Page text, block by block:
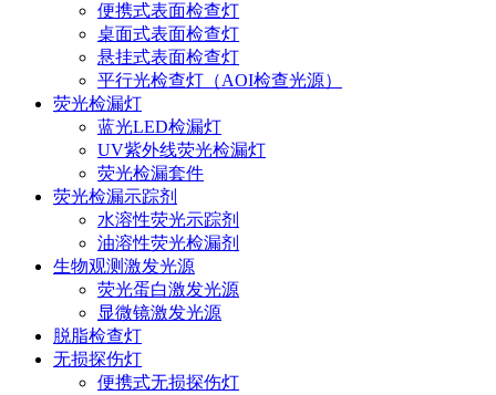
便携式表面检查灯
桌面式表面检查灯
悬挂式表面检查灯
平行光检查灯（AOI检查光源）
荧光检漏灯
蓝光LED检漏灯
UV紫外线荧光检漏灯
荧光检漏套件
荧光检漏示踪剂
水溶性荧光示踪剂
油溶性荧光检漏剂
生物观测激发光源
荧光蛋白激发光源
显微镜激发光源
脱脂检查灯
无损探伤灯
便携式无损探伤灯